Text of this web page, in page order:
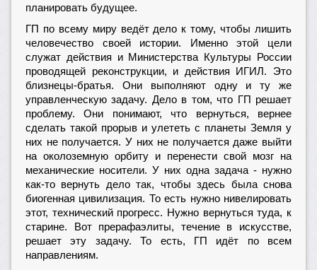
планировать будущее.
ГП по всему миру ведёт дело к тому, чтобы лишить
человечество своей истории. Именно этой цели
служат действия и Министерства Культуры России
проводящей реконструкции, и действия ИГИЛ. Это
близнецы-братья. Они выполняют одну и ту же
управленческую задачу. Дело в том, что ГП решает
проблему. Они понимают, что вернуться, вернее
сделать такой прорыв и улететь с планеты Земля у
них не получается. У них не получается даже выйти
на околоземную орбиту и перенести свой мозг на
механические носители. У них одна задача - нужно
как-то вернуть дело так, чтобы здесь была снова
биогенная цивилизация. То есть нужно нивелировать
этот, технический прогресс. Нужно вернуться туда, к
старине. Вот прерафаэлиты, течение в искусстве,
решает эту задачу. То есть, ГП идёт по всем
направлениям.